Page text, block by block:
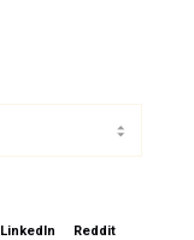
LinkedIn Reddit